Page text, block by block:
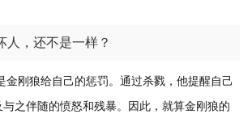
人，还不是一样？
金刚狼给自己的惩罚。通过杀戮，他提醒自己
之伴随的愤怒和残暴。因此，就算金刚狼的